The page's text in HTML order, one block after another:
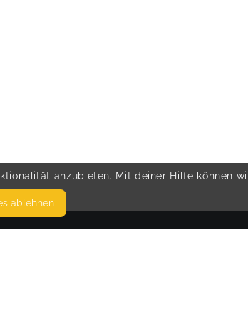
anzubieten. Mit deiner Hilfe können
ablehnen